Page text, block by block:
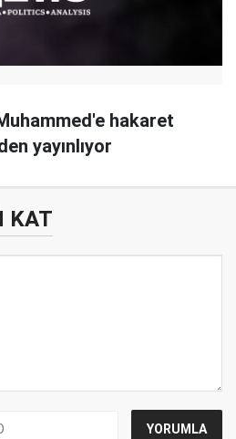
hakaret
yayınlıyor
KAT